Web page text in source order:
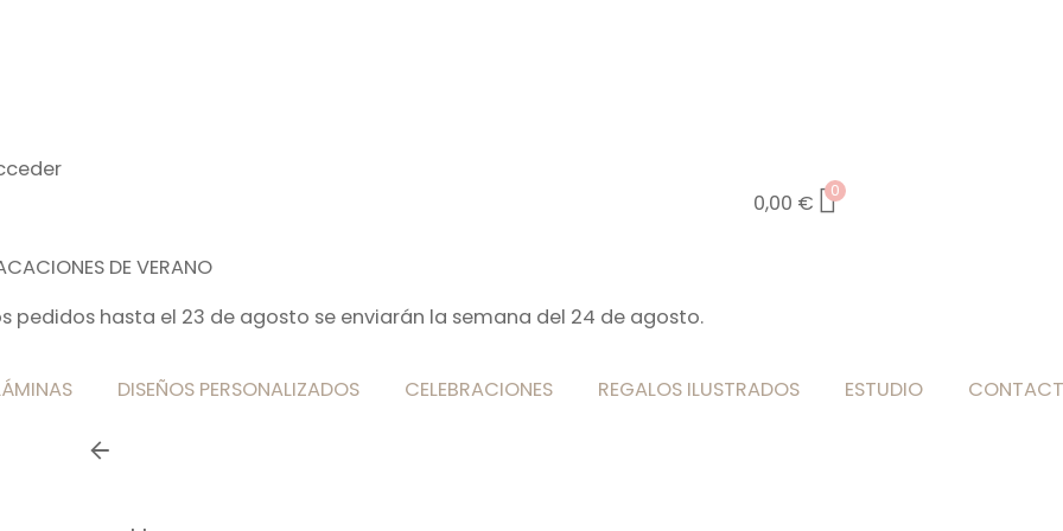
0,00 € 0
DE VERANO
pedidos hasta el 23 de agosto se enviarán la semana del 24 de agosto.
DISEÑOS PERSONALIZADOS CELEBRACIONES REGALOS ILUSTRADOS ESTUDIO